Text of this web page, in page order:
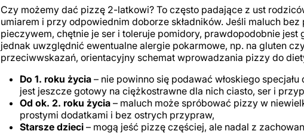
Czy możemy dać pizzę 2-latkowi? To często padające z ust
umiarem i przy odpowiednim doborze składników. Jeśli maluch
pieczywem, chętnie je ser i toleruje pomidory, prawdopodobnie
jednak uwzględnić ewentualne alergie pokarmowe, np. na gluten
przeciwwskazań, orientacyjny schemat wprowadzania pizzy do
Do 1. roku życia – nie powinno się podawać włoskiego
jest jeszcze gotowy na ciężkostrawne dla nich ciasto, ser i
Od ok. 2. roku życia – maluch może spróbować pizzy w
prostymi dodatkami i bez ostrych przypraw,
Starsze dzieci – mogą jeść pizzę częściej, ale nadal z